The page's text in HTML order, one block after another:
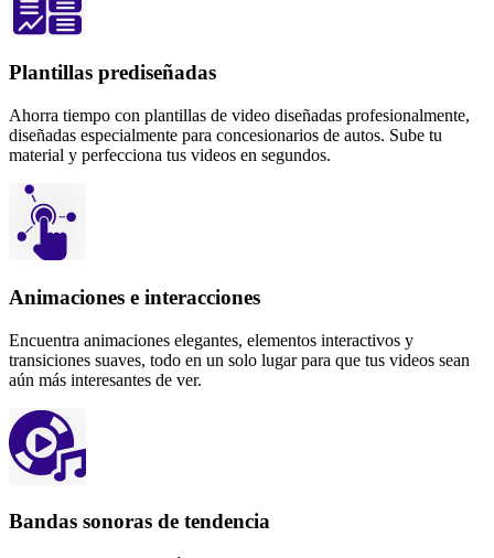
Plantillas prediseñadas
Ahorra tiempo con plantillas de video diseñadas profesionalmente,
diseñadas especialmente para concesionarios de autos. Sube tu
material y perfecciona tus videos en segundos.
Animaciones e interacciones
Encuentra animaciones elegantes, elementos interactivos y
transiciones suaves, todo en un solo lugar para que tus videos sean
aún más interesantes de ver.
Bandas sonoras de tendencia